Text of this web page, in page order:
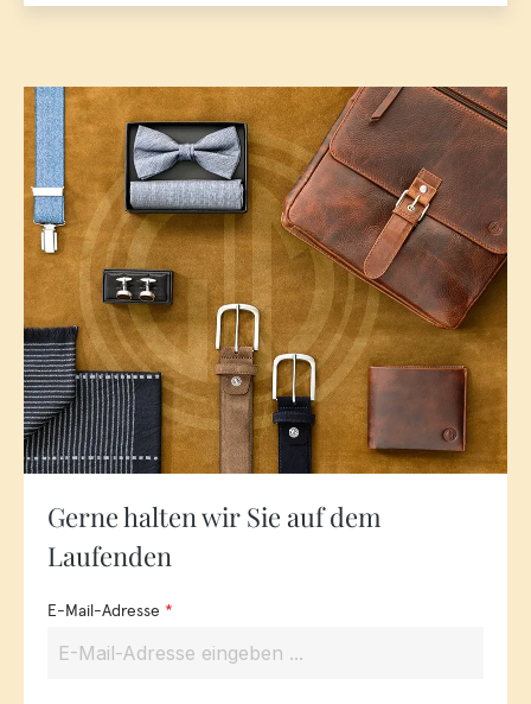
Gerne halten wir Sie auf dem
Laufenden
E-Mail-Adresse *